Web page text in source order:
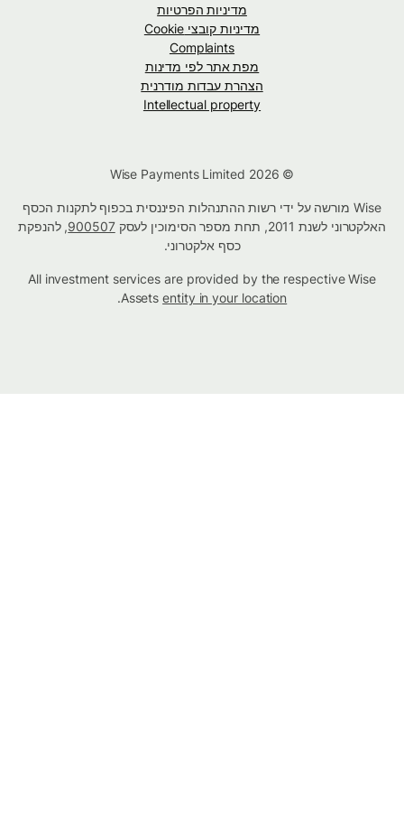
מדיניות הפרטיות
מדיניות קובצי Cookie
Complaints
מפת אתר לפי מדינות
הצהרת עבדות מודרנית
Intellectual property
Wise מורשה על ידי רשות ההתנהלות הפיננסית בכפוף לתקנות הכסף
האלקטרוני לשנת 2011, תחת מספר הסימוכין לעסק
900507, להנפקת
כסף אלקטרוני.
All investment services are provided by the respective Wise
Assetsentity in your location
.